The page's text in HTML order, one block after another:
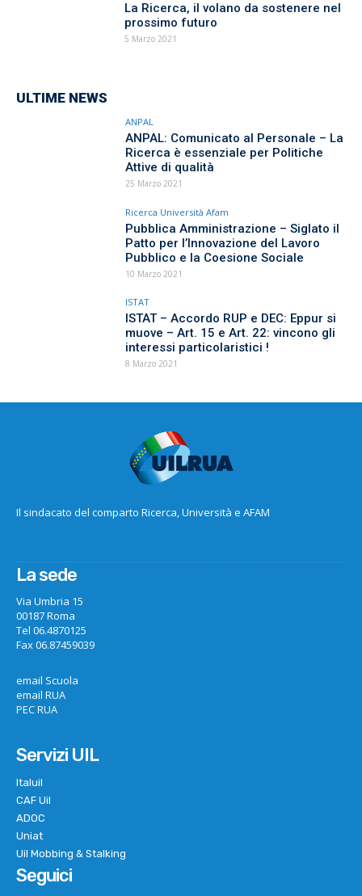
La Ricerca, il volano da sostenere nel
prossimo futuro
5 Marzo 2021
ULTIME NEWS
ANPAL
ANPAL: Comunicato al Personale – La
Ricerca è essenziale per Politiche
Attive di qualità
25 Marzo 2021
Ricerca Università Afam
Pubblica Amministrazione – Siglato il
Patto per l’Innovazione del Lavoro
Pubblico e la Coesione Sociale
10 Marzo 2021
ISTAT
ISTAT – Accordo RUP e DEC: Eppur si
muove – Art. 15 e Art. 22: vincono gli
interessi particolaristici !
8 Marzo 2021
Il sindacato del comparto Ricerca, Università e AFAM
La sede
Via Umbria 15
00187 Roma
Tel 06.4870125
Fax 06.87459039
email Scuola
email RUA
PEC RUA
Servizi UIL
Italuil
CAF Uil
ADOC
Uniat
Uil Mobbing & Stalking
Seguici